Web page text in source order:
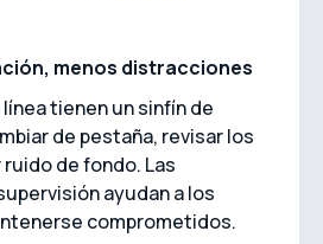
menos distracciones
tienen un sinfín de
de pestaña, revisar los
de fondo. Las
ayudan a los
comprometidos.